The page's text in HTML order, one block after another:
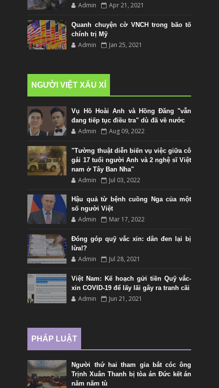
Admin Apr 21, 2021
Quanh chuyện cờ VNCH trong bão tố
chính trị Mỹ
Admin Jan 25, 2021
NGƯỜI VIỆT XẤU XÍ
Vụ Hồ Hoài Anh và Hồng Đăng "vẫn
đang tiếp tục điều tra" dù đã về nước
Admin Aug 09, 2022
"Tường thuật diễn biến vụ việc giữa cô
gái 17 tuổi người Anh và 2 nghệ sĩ Việt
nam ở Tây Ban Nha"
Admin Jul 03, 2022
Hậu quả từ bệnh cuồng Nga của một
số người Việt
Admin Mar 17, 2022
Đóng góp quỹ vắc xin: dân đen lại bị
lừa!?
Admin Jul 28, 2021
Việt Nam: Kế hoạch gửi tiền Quỹ vắc-
xin COVID-19 để lấy lãi gây ra tranh cãi
Admin Jun 21, 2021
PHÁP LUẬT
Người thứ hai tham gia bắt cóc ông
Trịnh Xuân Thanh bị tòa án Đức kết án
năm năm tù